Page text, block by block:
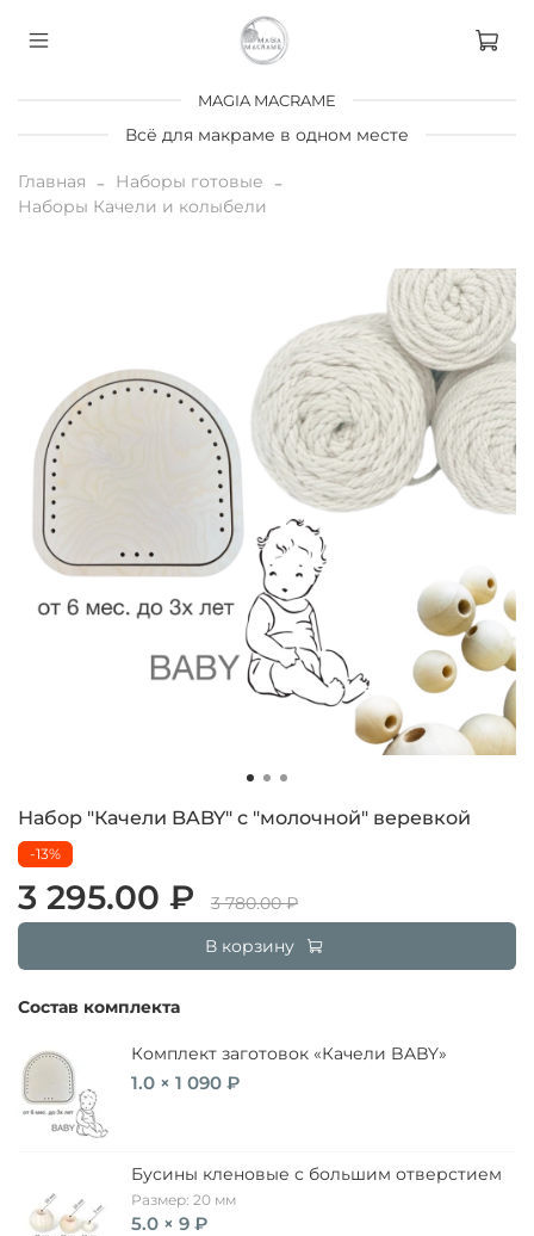
MAGIA MACRAME
Всё для макраме в одном месте
Главная
Наборы готовые
Наборы Качели и колыбели
Набор "Качели BABY" с "молочной" веревкой
-13%
3 295.00 ₽
3 780.00 ₽
В корзину
Состав комплекта
Комплект заготовок «Качели BABY»
1.0 × 1 090 ₽
Бусины кленовые с большим отверстием
Размер: 20 мм
5.0 × 9 ₽